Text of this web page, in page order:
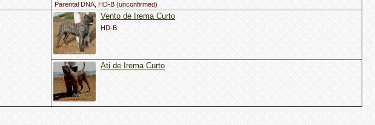
Parental DNA, HD-B (unconfirmed)
Vento de Irema Curto
HD-B
Ati de Irema Curto